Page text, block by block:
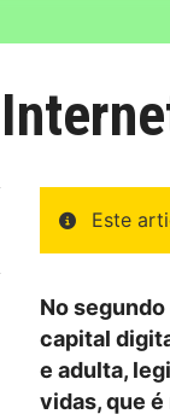
Este
No
capital
e adulta,
vidas, que